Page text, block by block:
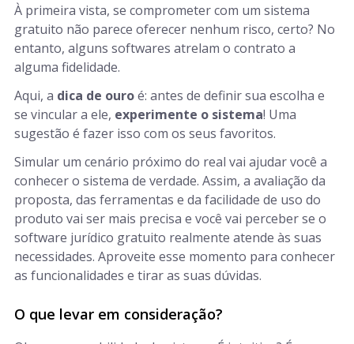
À primeira vista, se comprometer com um sistema
gratuito não parece oferecer nenhum risco, certo? No
entanto, alguns softwares atrelam o contrato a
alguma fidelidade.
Aqui, a dica de ouroé: antes de definir sua escolha e
se vincular a ele, experimente o sistema! Uma
sugestão é fazer isso com os seus favoritos.
Simular um cenário próximo do real vai ajudar você a
conhecer o sistema de verdade. Assim, a avaliação da
proposta, das ferramentas e da facilidade de uso do
produto vai ser mais precisa e você vai perceber se o
software jurídico gratuito realmente atende às suas
necessidades. Aproveite esse momento para conhecer
as funcionalidades e tirar as suas dúvidas.
O que levar em consideração?